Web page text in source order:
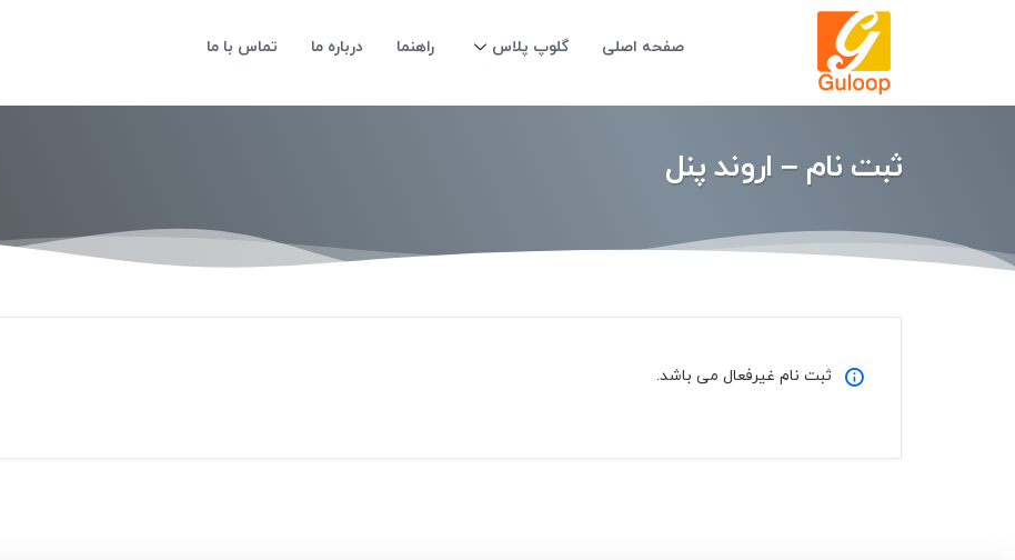
صفحه اصلی گلوپ پلاس راهنما درباره ما تماس با ما
ثبت نام – اروند پنل
ثبت نام غیرفعال می باشد.